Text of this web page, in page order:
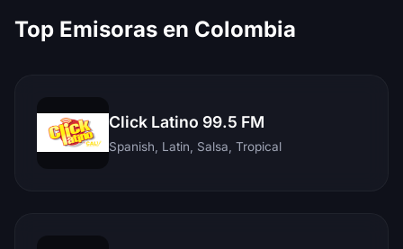
Top Emisoras en Colombia
Click Latino 99.5 FM
Spanish, Latin, Salsa, Tropical